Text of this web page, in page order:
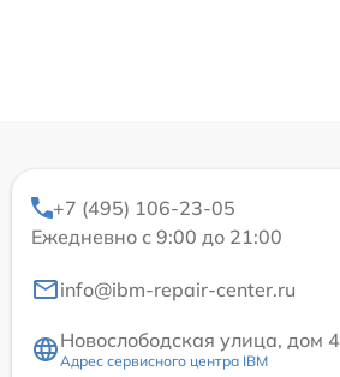
+7 (495) 106-23-05
Ежедневно с 9:00 до 21:00
info@ibm-repair-center.ru
Новослободская улица, дом 4
Адрес сервисного центра IBM